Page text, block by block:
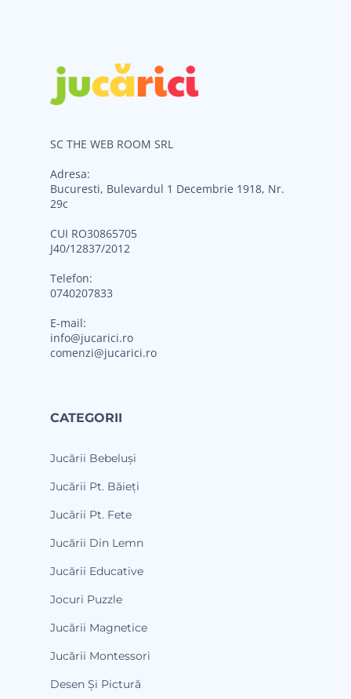
SC THE WEB ROOM SRL
Adresa:
Bucuresti, Bulevardul 1 Decembrie 1918, Nr.
29c
CUI RO30865705
J40/12837/2012
Telefon:
0740207833
E-mail:
info@jucarici.ro
comenzi@jucarici.ro
CATEGORII
Jucării Bebeluși
Jucării Pt. Băieți
Jucării Pt. Fete
Jucării Din Lemn
Jucării Educative
Jocuri Puzzle
Jucării Magnetice
Jucării Montessori
Desen Și Pictură